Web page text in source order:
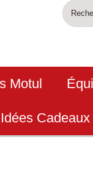
Motul
Idées Cadeaux